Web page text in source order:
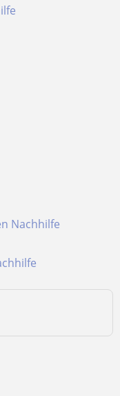
Nachhilfe